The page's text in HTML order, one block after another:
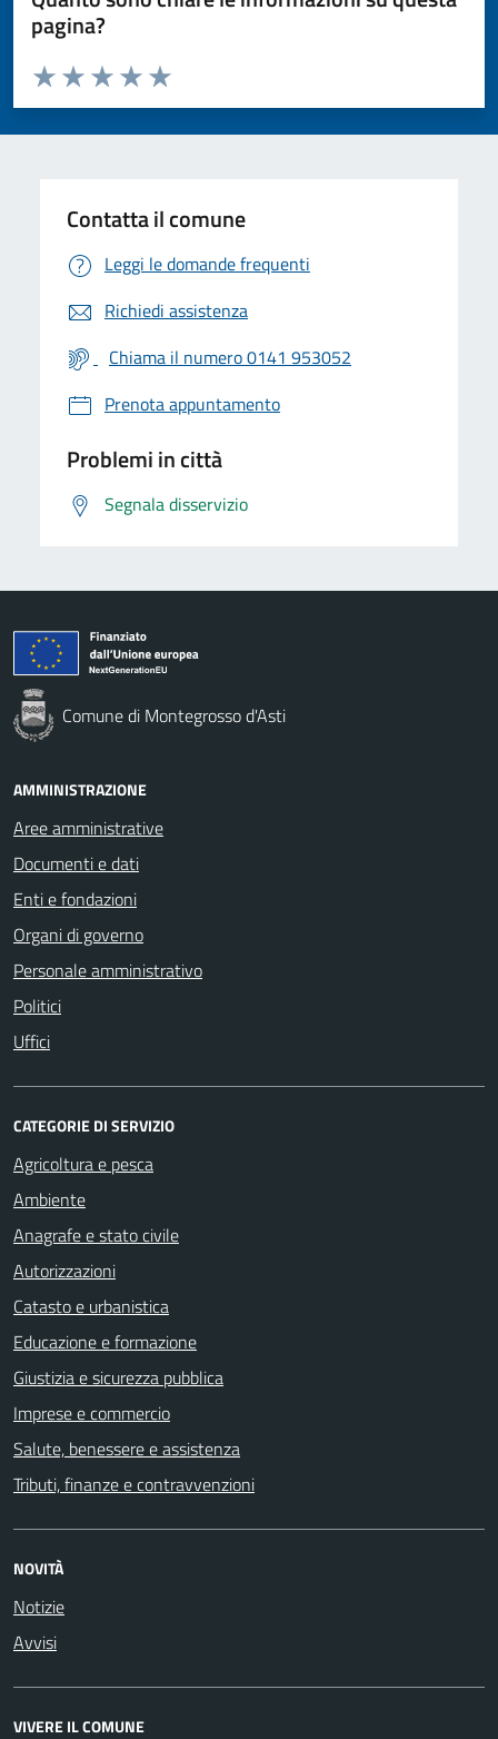
pagina?
Valuta da 1 a 5 stelle la pagina
Valuta 5 stelle su 5
Valuta 4 stelle su 5
Valuta 3 stelle su 5
Valuta 2 stelle su 5
Valuta 1 stelle su 5
Contatta il comune
Leggi le domande frequenti
Richiedi assistenza
Chiama il numero 0141 953052
Prenota appuntamento
Problemi in città
Segnala disservizio
Comune di Montegrosso d'Asti
AMMINISTRAZIONE
Aree amministrative
Documenti e dati
Enti e fondazioni
Organi di governo
Personale amministrativo
Politici
Uffici
CATEGORIE DI SERVIZIO
Agricoltura e pesca
Ambiente
Anagrafe e stato civile
Autorizzazioni
Catasto e urbanistica
Educazione e formazione
Giustizia e sicurezza pubblica
Imprese e commercio
Salute, benessere e assistenza
Tributi, finanze e contravvenzioni
NOVITÀ
Notizie
Avvisi
VIVERE IL COMUNE